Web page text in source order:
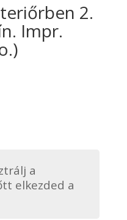
2.
Impr.
a
elkezded a